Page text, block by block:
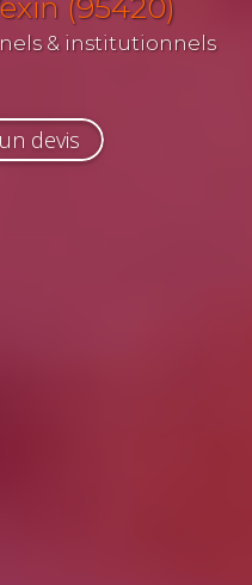
(95420)
& institutionnels
devis